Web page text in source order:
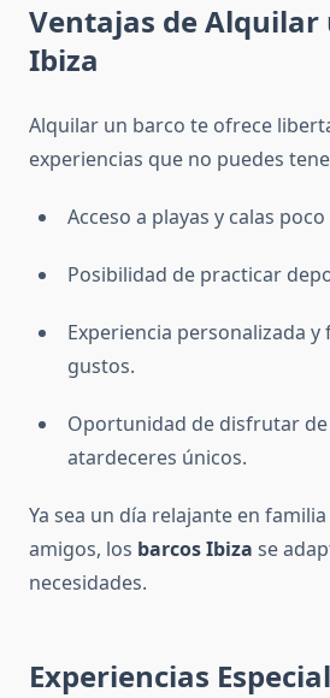
Ventajas de Alquilar
Ibiza
Alquilar un barco te ofrece
experiencias que no puedes
Acceso a playas y calas
Posibilidad de practicar
Experiencia personalizada
gustos.
Oportunidad de disfrutar de
atardeceres únicos.
Ya sea un día relajante en
amigos, los barcos Ibiza se
necesidades.
Experiencias